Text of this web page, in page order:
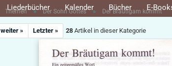
Liederbücher Kalender Bücher E-
Themen » Der Sohn Gottes » Der Bräutigam kommt
weiter » Letzter » 28 Artikel in dieser Kategorie